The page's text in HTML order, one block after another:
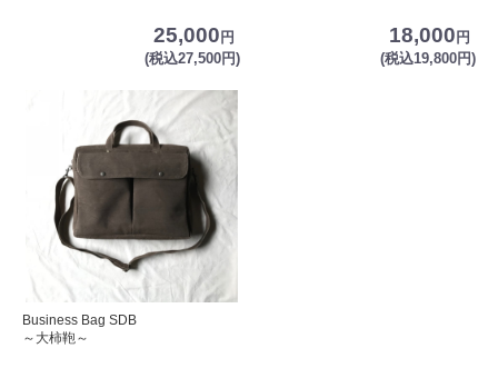
25,000 円
(税込27,500円)
18,000 円
(税込19,800円)
Business Bag SDB
～大柿鞄～